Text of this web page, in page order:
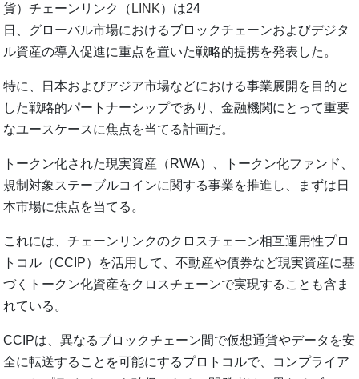
貨）チェーンリンク（ LINK）は24
日、グローバル市場におけるブロックチェーンおよびデジタ
ル資産の導入促進に重点を置いた戦略的提携を発表した。
特に、日本およびアジア市場などにおける事業展開を目的と
した戦略的パートナーシップであり、金融機関にとって重要
なユースケースに焦点を当てる計画だ。
トークン化された現実資産（RWA）、トークン化ファンド、
規制対象ステーブルコインに関する事業を推進し、まずは日
本市場に焦点を当てる。
これには、チェーンリンクのクロスチェーン相互運用性プロ
トコル（CCIP）を活用して、不動産や債券など現実資産に基
づくトークン化資産をクロスチェーンで実現することも含ま
れている。
CCIPは、異なるブロックチェーン間で仮想通貨やデータを安
全に転送することを可能にするプロトコルで、コンプライア